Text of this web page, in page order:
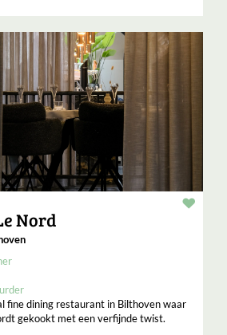
Nord
fine dining restaurant in Bilthoven waar
gekookt met een verfijnde twist.